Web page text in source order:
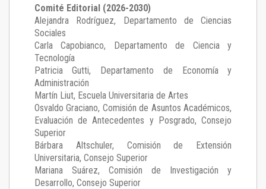
Comité Editorial (2026-2030)
Alejandra Rodríguez, Departamento de Ciencias
Sociales
Carla Capobianco, Departamento de Ciencia y
Tecnología
Patricia Gutti, Departamento de Economía y
Administración
Martín Liut, Escuela Universitaria de Artes
Osvaldo Graciano, Comisión de Asuntos Académicos,
Evaluación de Antecedentes y Posgrado, Consejo
Superior
Bárbara Altschuler, Comisión de Extensión
Universitaria, Consejo Superior
Mariana Suárez, Comisión de Investigación y
Desarrollo, Consejo Superior